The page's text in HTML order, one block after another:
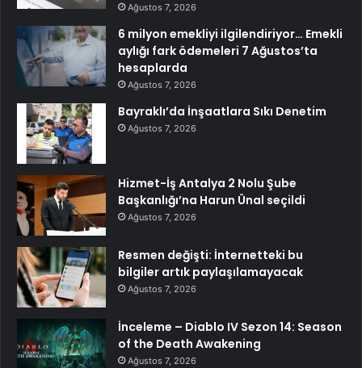
Ağustos 7, 2026
6 milyon emekliyi ilgilendiriyor… Emekli
aylığı fark ödemeleri 7 Ağustos’ta
hesaplarda
Ağustos 7, 2026
Bayraklı’da İnşaatlara Sıkı Denetim
Ağustos 7, 2026
Hizmet-İş Antalya 2 Nolu Şube
Başkanlığı’na Harun Ünal seçildi
Ağustos 7, 2026
Resmen değişti: İnternetteki bu
bilgiler artık paylaşılamayacak
Ağustos 7, 2026
İnceleme – Diablo IV Sezon 14: Season
of the Death Awakening
Ağustos 7, 2026